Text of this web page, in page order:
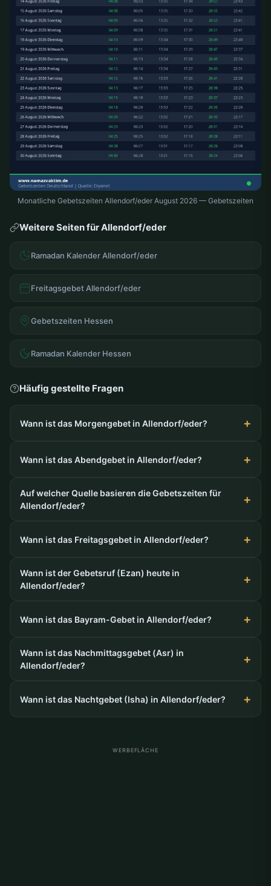
Monatliche Gebetszeiten Allendorf/eder August 2026 — Gebetszeiten
Weitere Seiten für Allendorf/eder
Ramadan Kalender Allendorf/eder
Freitagsgebet Allendorf/eder
Gebetszeiten Hessen
Ramadan Kalender Hessen
Häufig gestellte Fragen
Wann ist das Morgengebet in Allendorf/eder?
Wann ist das Abendgebet in Allendorf/eder?
Auf welcher Quelle basieren die Gebetszeiten für
Allendorf/eder?
Wann ist das Freitagsgebet in Allendorf/eder?
Wann ist der Gebetsruf (Ezan) heute in
Allendorf/eder?
Wann ist das Bayram-Gebet in Allendorf/eder?
Wann ist das Nachmittagsgebet (Asr) in
Allendorf/eder?
Wann ist das Nachtgebet (Isha) in Allendorf/eder?
WERBEFLÄCHE